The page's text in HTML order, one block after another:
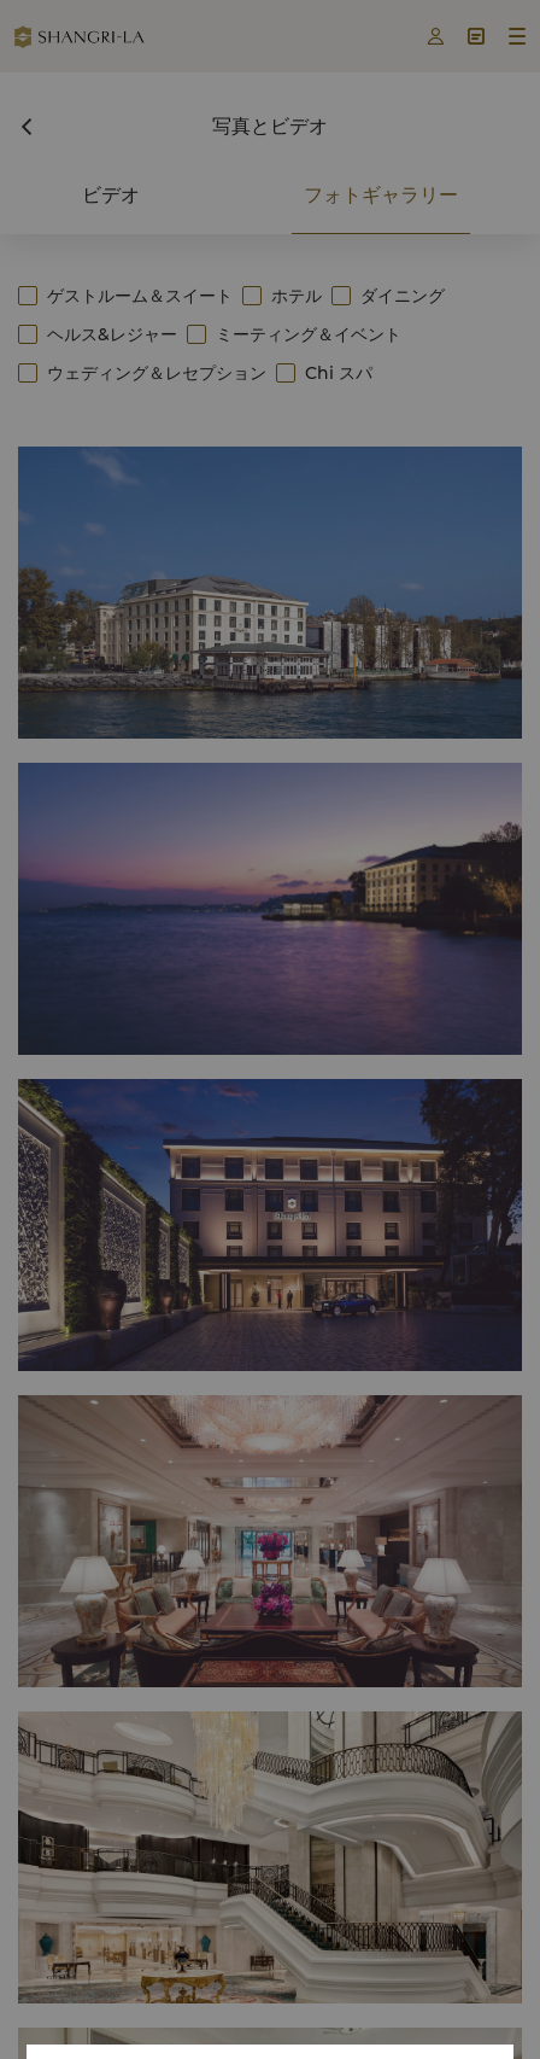
  
写真とビデオ
ビデオ フォトギャラリー
ゲストルーム＆スイート ホテル
ダイニング
ヘルス&レジャー
ミーティング＆イベント
ウェディング＆レセプション
Chi スパ